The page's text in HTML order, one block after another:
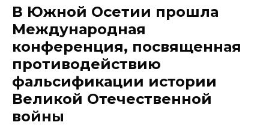
В Южной Осетии прошла
Международная
конференция, посвященная
противодействию
фальсификации истории
Великой Отечественной
войны